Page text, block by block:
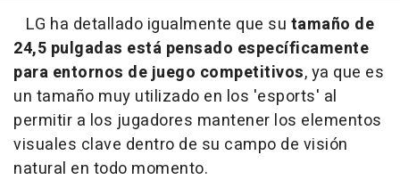
LG ha detallado igualmente que su tamaño de
24,5 pulgadas está pensado específicamente
para entornos de juego competitivos, ya que es
un tamaño muy utilizado en los 'esports' al
permitir a los jugadores mantener los elementos
visuales clave dentro de su campo de visión
natural en todo momento.